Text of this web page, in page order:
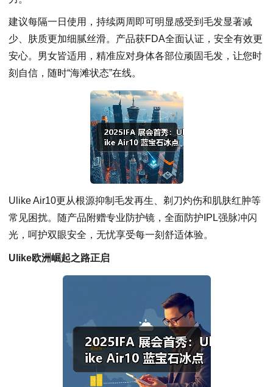
建议每隔一日使用，持续两周即可明显感受到毛发显著减
少、肤质更加细腻丝滑。产品获FDA全面认证，安全有效更
安心。男女皆适用，精准应对身体各部位顽固毛发，让您时
刻自信，随时“海滩状态”在线。
Ulike Air10更从根源抑制毛发再生、剃刀灼伤和肌肤红肿等
常见困扰。随产品附赠专业防护镜，全面防护IPL强脉冲闪
光，呵护双眼安全，无忧享受每一刻舒适体验。
Ulike欧洲崛起之路正启